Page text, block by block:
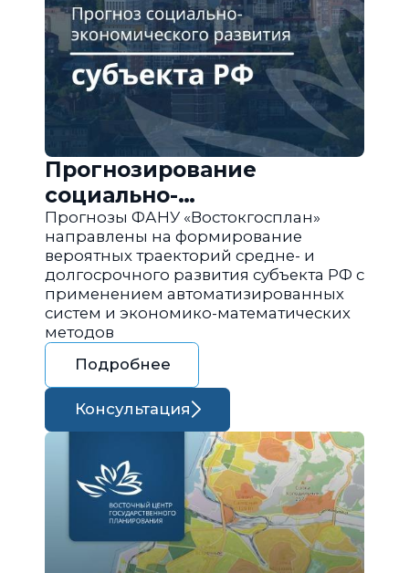
Прогнозирование
социально-
экономического развития
региона РФ
Прогнозы ФАНУ «Востокгосплан»
направлены на формирование
вероятных траекторий средне- и
долгосрочного развития субъекта РФ с
применением автоматизированных
систем и экономико-математических
методов
Подробнее
Консультация